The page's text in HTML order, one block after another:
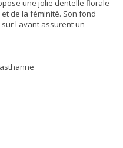
une jolie dentelle florale
de la féminité. Son fond
l'avant assurent un